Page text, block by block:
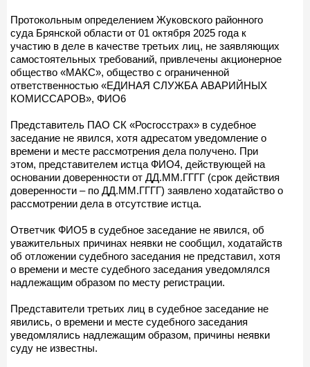
Протокольным определением Жуковского районного
суда Брянской области от 01 октября 2025 года к
участию в деле в качестве третьих лиц, не заявляющих
самостоятельных требований, привлечены акционерное
общество «МАКС», общество с ограниченной
ответственностью «ЕДИНАЯ СЛУЖБА АВАРИЙНЫХ
КОМИССАРОВ», ФИО6
Представитель ПАО СК «Росгосстрах» в судебное
заседание не явился, хотя адресатом уведомление о
времени и месте рассмотрения дела получено. При
этом, представителем истца ФИО4, действующей на
основании доверенности от ДД.ММ.ГГГГ (срок действия
доверенности – по ДД.ММ.ГГГГ) заявлено ходатайство о
рассмотрении дела в отсутствие истца.
Ответчик ФИО5 в судебное заседание не явился, об
уважительных причинах неявки не сообщил, ходатайств
об отложении судебного заседания не представил, хотя
о времени и месте судебного заседания уведомлялся
надлежащим образом по месту регистрации.
Представители третьих лиц в судебное заседание не
явились, о времени и месте судебного заседания
уведомлялись надлежащим образом, причины неявки
суду не известны.